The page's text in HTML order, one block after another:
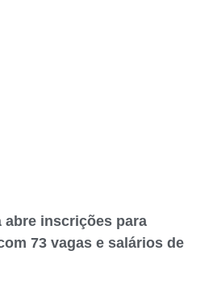
abre inscrições para
73 vagas e salários de